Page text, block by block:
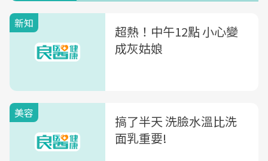
新知
超熱！中午12點 小心變
成灰姑娘
美容
搞了半天 洗臉水溫比洗
面乳重要!